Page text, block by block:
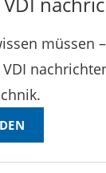
müssen